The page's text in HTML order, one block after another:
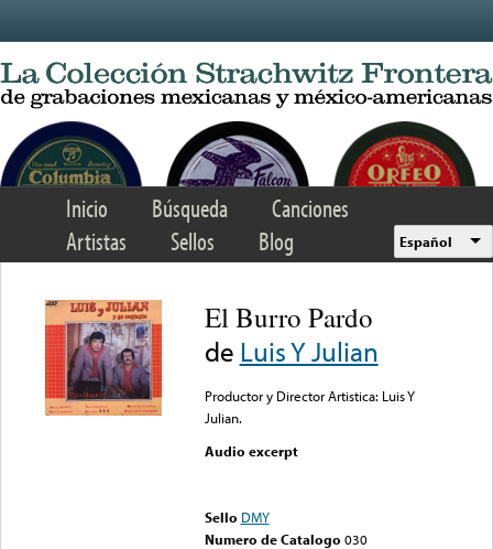
Inicio Búsqueda
Canciones
Artistas
Sellos Blog Español
El Burro Pardo
de Luis Y Julian
Productor y Director Artistica: Luis Y
Julian.
Audio excerpt
Sello DMY
Numero de Catalogo 030